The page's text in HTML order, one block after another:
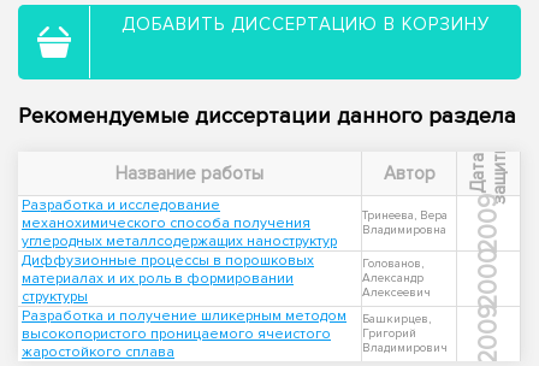
ДОБАВИТЬ ДИССЕРТАЦИЮ В КОРЗИНУ
Рекомендуемые диссертации данного раздела
Название работы Автор Д
а
т
а
з
а
щ
и
т ы
Разработка и исследование
механохимического способа получения
углеродных металлсодержащих наноструктур
Тринеева, Вера
Владимировна
2009
Диффузионные процессы в порошковых
материалах и их роль в формировании
структуры
Голованов,
Александр
Алексеевич
2000
Разработка и получение шликерным методом
высокопористого проницаемого ячеистого
жаростойкого сплава
Башкирцев,
Григорий
Владимирович
2009